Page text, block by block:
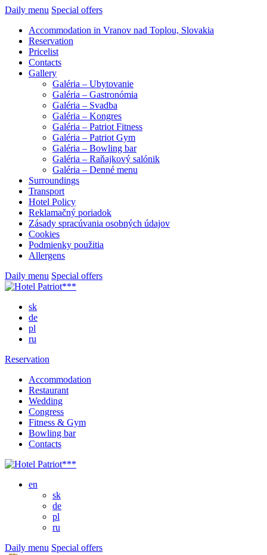
Daily menu Special offers
Accommodation in Vranov nad Toplou, Slovakia
Reservation
Pricelist
Contacts
Gallery
Galéria – Ubytovanie
Galéria – Gastronómia
Galéria – Svadba
Galéria – Kongres
Galéria – Patriot Fitness
Galéria – Patriot Gym
Galéria – Bowling bar
Galéria – Raňajkový salónik
Galéria – Denné menu
Surroundings
Transport
Hotel Policy
Reklamačný poriadok
Zásady spracúvania osobných údajov
Cookies
Podmienky použitia
Allergens
Daily menu Special offers
sk
de
pl
ru
Reservation
Accommodation
Restaurant
Wedding
Congress
Fitness & Gym
Bowling bar
Contacts
en
sk
de
pl
ru
Daily menu Special offers